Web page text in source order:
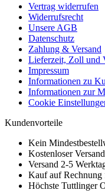
Vertrag widerrufen
Widerrufsrecht
Unsere AGB
Datenschutz
Zahlung & Versand
Lieferzeit, Zoll und
Impressum
Informationen zu
Informationen zur
Cookie
Kundenvorteile
Kein
Kostenloser
Versand 2-5
Kauf auf Rechnung
Höchste Tuttlinger